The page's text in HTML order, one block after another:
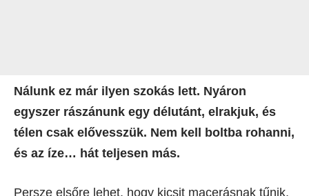
Nálunk ez már ilyen szokás lett. Nyáron
egyszer rászánunk egy délutánt, elrakjuk, és
télen csak elővesszük. Nem kell boltba rohanni,
és az íze… hát teljesen más.
Persze elsőre lehet, hogy kicsit macerásnak tűnik,